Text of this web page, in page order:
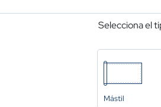
Selecciona el
Mástil